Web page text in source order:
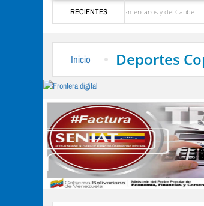
RECIENTES
de oro en los Juegos Centroamericanos y del Caribe
Inicio Deportes